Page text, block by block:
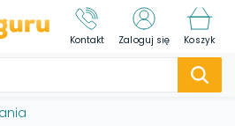
Kontakt Zaloguj się Koszyk